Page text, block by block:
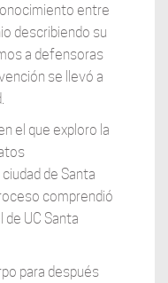
entre
describiendo su
a defensoras
se llevó a
el que exploro la
de Santa
comprendió
UC Santa
para después